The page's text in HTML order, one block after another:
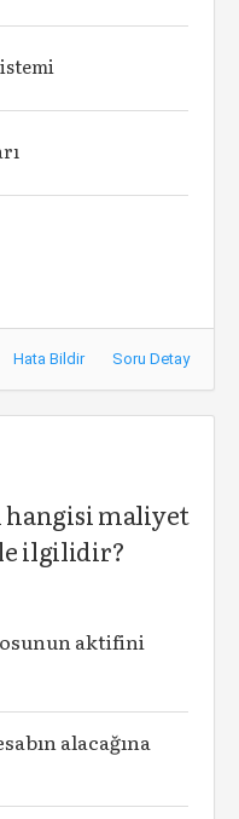
Hata Bildir Soru Detay
hangisi maliyet
ilgilidir?
aktifini
alacağına